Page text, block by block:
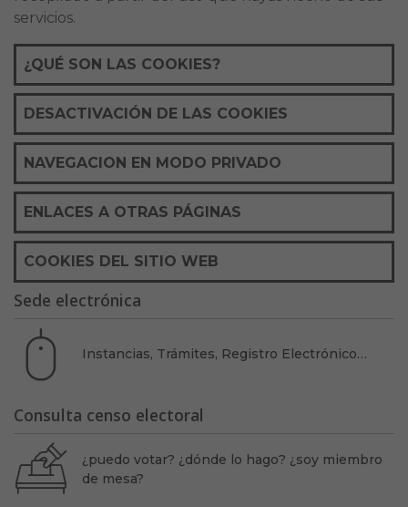
servicios.
¿QUÉ SON LAS COOKIES?
DESACTIVACIÓN DE LAS COOKIES
NAVEGACION EN MODO PRIVADO
ENLACES A OTRAS PÁGINAS
COOKIES DEL SITIO WEB
Sede electrónica
Instancias, Trámites, Registro Electrónico…
Consulta censo electoral
¿puedo votar? ¿dónde lo hago? ¿soy miembro
de mesa?